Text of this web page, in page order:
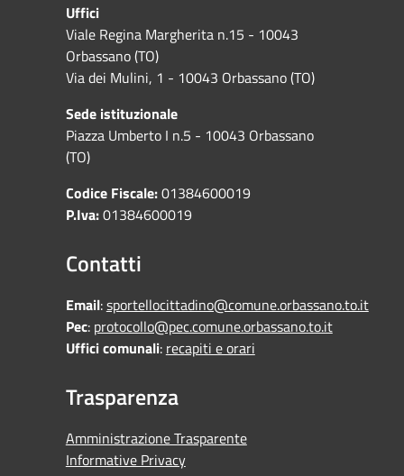
Uffici
Viale Regina Margherita n.15 - 10043
Orbassano (TO)
Via dei Mulini, 1 - 10043 Orbassano (TO)
Sede istituzionale
Piazza Umberto I n.5 - 10043 Orbassano
(TO)
Codice Fiscale:01384600019
P.Iva:01384600019
Contatti
Email:sportellocittadino@comune.orbassano.to.it
Pec: protocollo@pec.comune.orbassano.to.it
Uffici comunali: recapiti e orari
Trasparenza
Amministrazione Trasparente
Informative Privacy